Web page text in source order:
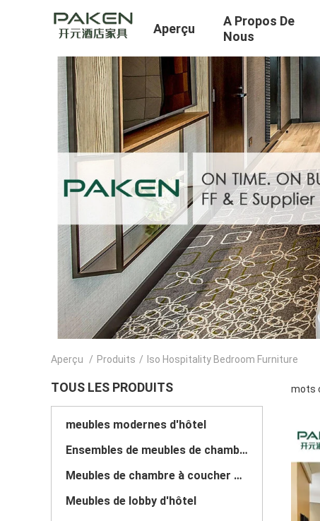
Aperçu
A Propos De
Nous
Aperçu / Produits / Iso Hospitality Bedroom Furniture
TOUS LES PRODUITS
meubles modernes d'hôtel
Ensembles de meubles de chambre à coucher d'hôtel
Meubles de chambre à coucher d'hôtel de luxe
Meubles de lobby d'hôtel
mots